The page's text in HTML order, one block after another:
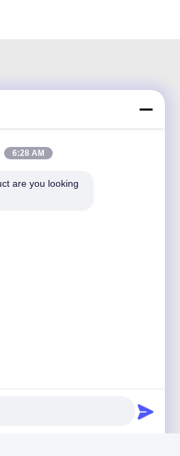
Harga Terbaik
6:28 AM
are you looking